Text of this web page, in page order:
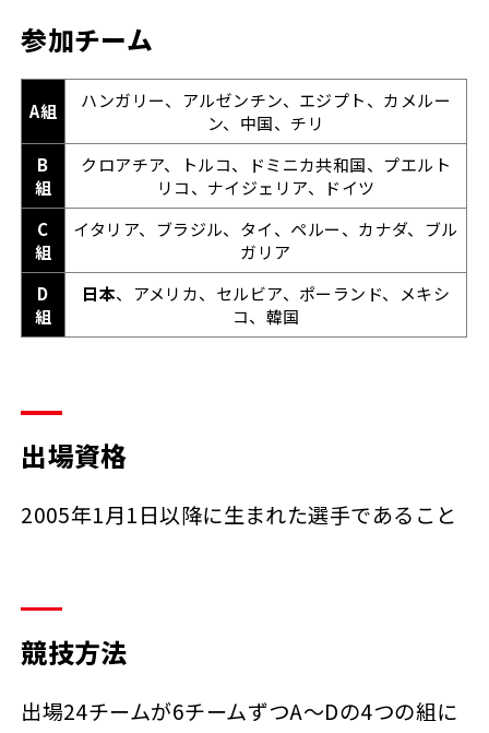
参加チーム
A組
ハンガリー、アルゼンチン、エジプト、カメルー
ン、中国、チリ
B
組
クロアチア、トルコ、ドミニカ共和国、プエルト
リコ、ナイジェリア、ドイツ
C
組
イタリア、ブラジル、タイ、ペルー、カナダ、ブル
ガリア
D
組
日本、アメリカ、セルビア、ポーランド、メキシ
コ、韓国
出場資格
2005年1月1日以降に生まれた選手であること
競技方法
出場24チームが6チームずつA～Dの4つの組に